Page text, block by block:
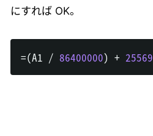
にすれば OK。
=(A1 / 86400000) + 25569